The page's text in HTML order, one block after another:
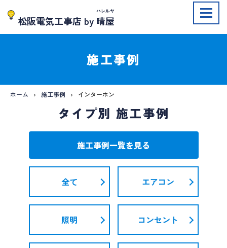
松阪電気工事店 by 晴屋
ハレルヤ
施工事例
ホーム 施工事例 インターホン
タイプ別 施工事例
施工事例一覧を見る
全て エアコン
照明 コンセント